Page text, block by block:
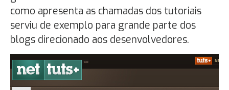
como apresenta as chamadas dos tutoriais
serviu de exemplo para grande parte dos
blogs direcionado aos desenvolvedores.